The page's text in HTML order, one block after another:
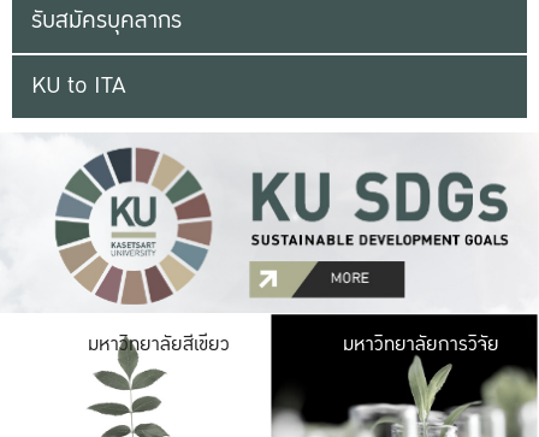
รับสมัครบุคลากร
KU to ITA
มหาวิทยาลัยสีเขียว มหาวิ
มีพื้นที่เขียวสดใส
เป็นป่าในเมือง เกษต
มหาวิทยาลัยการวิจัย